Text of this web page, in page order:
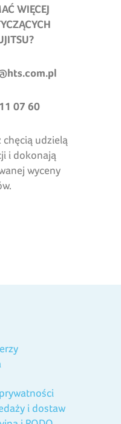
WIĘCEJ
07 60
chęcią udzielą
i dokonają
wyceny
i dostaw